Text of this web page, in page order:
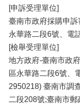
[申訴受理單位]
臺南市政府採購申
永華路二段6號、電
[檢舉受理單位]
地方政府-臺南市政
區永華路二段6號、
2950218) 臺南市調
二段208號;臺南市